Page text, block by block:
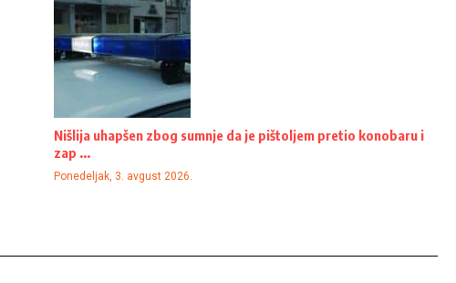
Nišlija uhapšen zbog sumnje da je pištoljem pretio konobaru i
zap ...
Ponedeljak, 3. avgust 2026.